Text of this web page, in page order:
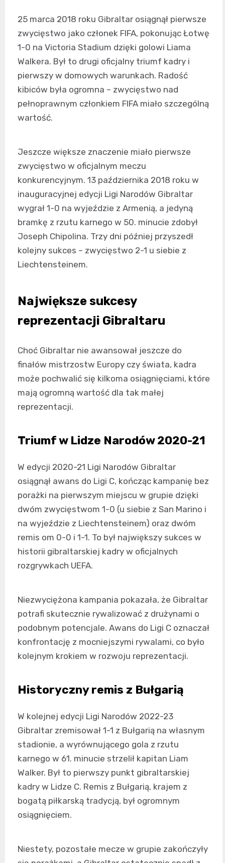
25 marca 2018 roku Gibraltar osiągnął pierwsze
zwycięstwo jako członek FIFA, pokonując Łotwę
1-0 na Victoria Stadium dzięki golowi Liama
Walkera. Był to drugi oficjalny triumf kadry i
pierwszy w domowych warunkach. Radość
kibiców była ogromna – zwycięstwo nad
pełnoprawnym członkiem FIFA miało szczególną
wartość.
Jeszcze większe znaczenie miało pierwsze
zwycięstwo w oficjalnym meczu
konkurencyjnym. 13 października 2018 roku w
inauguracyjnej edycji Ligi Narodów Gibraltar
wygrał 1-0 na wyjeździe z Armenią, a jedyną
bramkę z rzutu karnego w 50. minucie zdobył
Joseph Chipolina. Trzy dni później przyszedł
kolejny sukces – zwycięstwo 2-1 u siebie z
Liechtensteinem.
Największe sukcesy
reprezentacji Gibraltaru
Choć Gibraltar nie awansował jeszcze do
finałów mistrzostw Europy czy świata, kadra
może pochwalić się kilkoma osiągnięciami, które
mają ogromną wartość dla tak małej
reprezentacji.
Triumf w Lidze Narodów 2020-21
W edycji 2020-21 Ligi Narodów Gibraltar
osiągnął awans do Ligi C, kończąc kampanię bez
porażki na pierwszym miejscu w grupie dzięki
dwóm zwycięstwom 1-0 (u siebie z San Marino i
na wyjeździe z Liechtensteinem) oraz dwóm
remis om 0-0 i 1-1. To był największy sukces w
historii gibraltarskiej kadry w oficjalnych
rozgrywkach UEFA.
Niezwyciężona kampania pokazała, że Gibraltar
potrafi skutecznie rywalizować z drużynami o
podobnym potencjale. Awans do Ligi C oznaczał
konfrontację z mocniejszymi rywalami, co było
kolejnym krokiem w rozwoju reprezentacji.
Historyczny remis z Bułgarią
W kolejnej edycji Ligi Narodów 2022-23
Gibraltar zremisował 1-1 z Bułgarią na własnym
stadionie, a wyrównującego gola z rzutu
karnego w 61. minucie strzelił kapitan Liam
Walker. Był to pierwszy punkt gibraltarskiej
kadry w Lidze C. Remis z Bułgarią, krajem z
bogatą piłkarską tradycją, był ogromnym
osiągnięciem.
Niestety, pozostałe mecze w grupie zakończyły